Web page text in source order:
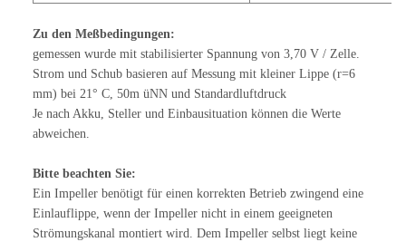
Zu den Meßbedingungen:
gemessen wurde mit stabilisierter Spannung von 3,70 V / Zelle.
Strom und Schub basieren auf Messung mit kleiner Lippe (r=6
mm) bei 21° C, 50m üNN und Standardluftdruck
Je nach Akku, Steller und Einbausituation können die Werte
abweichen.
Bitte beachten Sie:
Ein Impeller benötigt für einen korrekten Betrieb zwingend eine
Einlauflippe, wenn der Impeller nicht in einem geeigneten
Strömungskanal montiert wird. Dem Impeller selbst liegt keine